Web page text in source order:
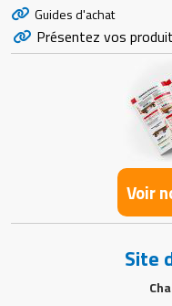
Guides d'achat
Présentez vos
Voir
Site